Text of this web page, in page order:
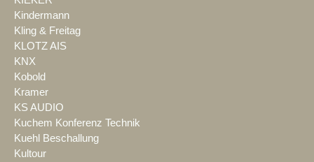
Kindermann
Kling & Freitag
KLOTZ AIS
KNX
Kobold
Kramer
KS AUDIO
Kuchem Konferenz Technik
Kuehl Beschallung
Kultour